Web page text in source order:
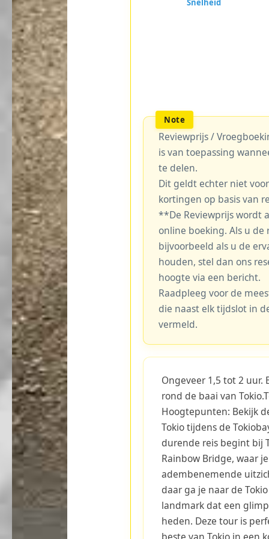
Reviewprijs /
is van toepassing
te delen.
Dit geldt echter niet
kortingen op basis van
**De Reviewprijs wordt
online boeking. Als u
bijvoorbeeld als u de
houden, stel dan ons
hoogte via een bericht.
Raadpleeg voor de
die naast elk tijdslot in
vermeld.
Ongeveer 1,5 tot 2 uur.
rond de baai van
Hoogtepunten: Bekijk
Tokio tijdens de
durende reis begint bij
Rainbow Bridge, waar
adembenemende
daar ga je naar de
landmark dat een
heden. Deze tour is